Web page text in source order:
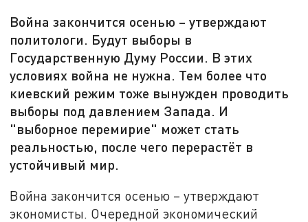
Война закончится осенью – утверждают
политологи. Будут выборы в
Государственную Думу России. В этих
условиях война не нужна. Тем более что
киевский режим тоже вынужден проводить
выборы под давлением Запада. И
"выборное перемирие" может стать
реальностью, после чего перерастёт в
устойчивый мир.
Война закончится осенью – утверждают
экономисты. Очередной экономический